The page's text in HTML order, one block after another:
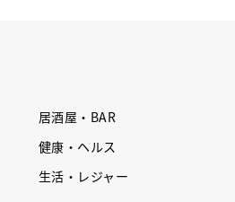
居酒屋・BAR
健康・ヘルス
生活・レジャー